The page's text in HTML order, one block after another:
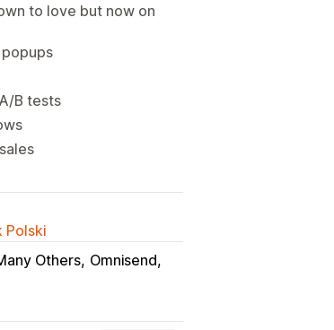
to love but now on
B tests
Polski
Others Omnisend